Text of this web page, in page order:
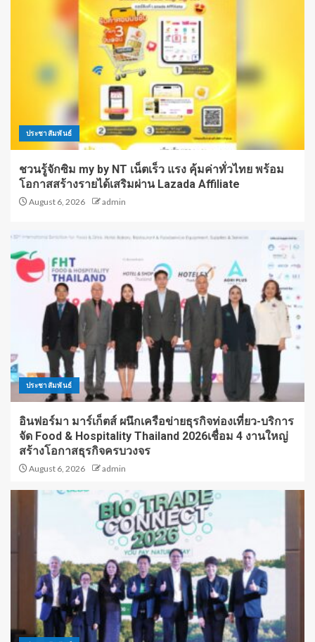
ประชาสัมพันธ์
ชวนรู้จักซิม my by NT เน็ตเร็ว แรง คุ้มค่าทั่วไทย พร้อม
โอกาสสร้างรายได้เสริมผ่าน Lazada Affiliate
August 6, 2026 admin
ประชาสัมพันธ์
อินฟอร์มา มาร์เก็ตส์ ผนึกเครือข่ายธุรกิจท่องเที่ยว-บริการ
จัด Food & Hospitality Thailand 2026เชื่อม 4 งานใหญ่
สร้างโอกาสธุรกิจครบวงจร
August 6, 2026 admin